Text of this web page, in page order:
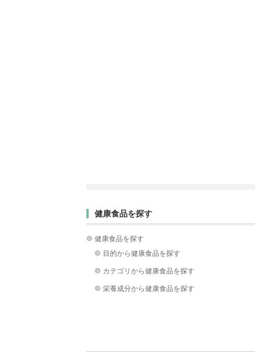
健康食品を探す
健康食品を探す
目的から健康食品を探す
カテゴリから健康食品を探す
栄養成分から健康食品を探す